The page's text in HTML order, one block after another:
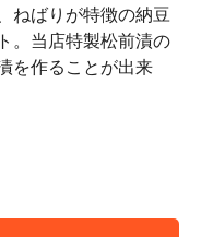
ねばりが特徴の納豆
。当店特製松前漬の
を作ることが出来